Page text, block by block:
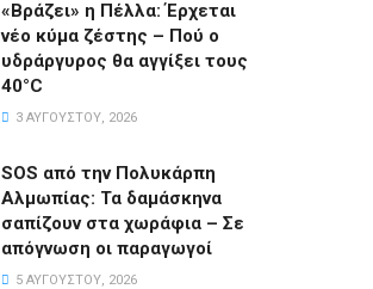
«Βράζει» η Πέλλα: Έρχεται
νέο κύμα ζέστης – Πού ο
υδράργυρος θα αγγίξει τους
40°C
3 ΑΥΓΟΎΣΤΟΥ, 2026
SOS από την Πολυκάρπη
Αλμωπίας: Τα δαμάσκηνα
σαπίζουν στα χωράφια – Σε
απόγνωση οι παραγωγοί
5 ΑΥΓΟΎΣΤΟΥ, 2026